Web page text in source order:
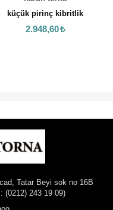
pirinç kibritlik
2.948,60
Tatar Beyi sok no 16B
(0212) 243 19 09)